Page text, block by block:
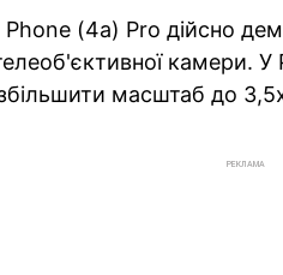
(4a) Pro дійсно
камери.
масштаб до
РЕКЛАМА